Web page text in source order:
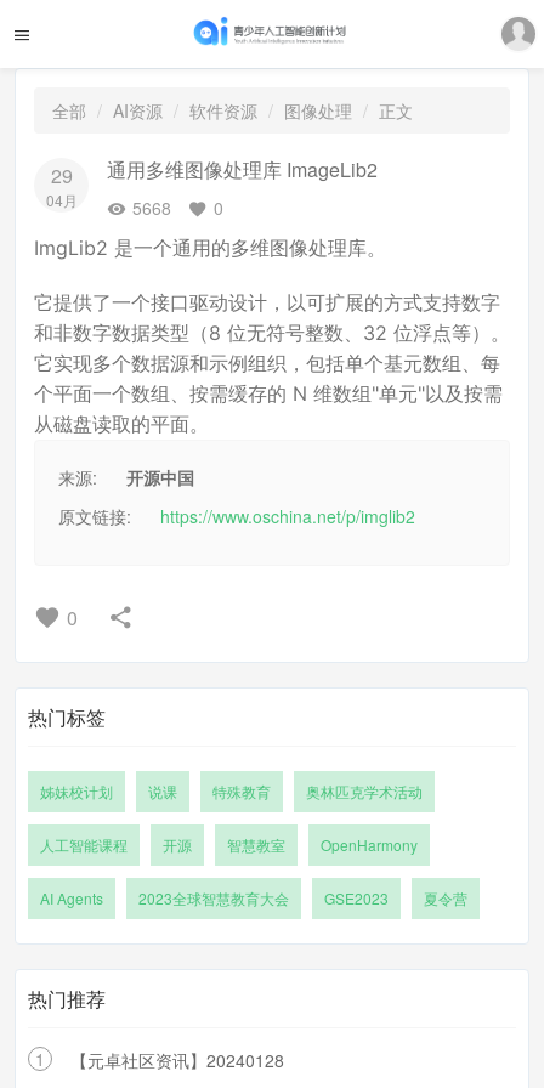
全部 AI资源 软件资源 图像处理 正文
29
04月
通用多维图像处理库 ImageLib2
5668
0
ImgLib2 是一个通用的多维图像处理库。
它提供了一个接口驱动设计，以可扩展的方式支持数字
和非数字数据类型（8 位无符号整数、32 位浮点等）。
它实现多个数据源和示例组织，包括单个基元数组、每
个平面一个数组、按需缓存的 N 维数组"单元"以及按需
从磁盘读取的平面。
来源:
开源中国
原文链接:
https://www.oschina.net/p/imglib2
0
热门标签
姊妹校计划 说课 特殊教育 奥林匹克学术活动
人工智能课程 开源 智慧教室 OpenHarmony
AI Agents 2023全球智慧教育大会 GSE2023 夏令营
热门推荐
1 【元卓社区资讯】20240128